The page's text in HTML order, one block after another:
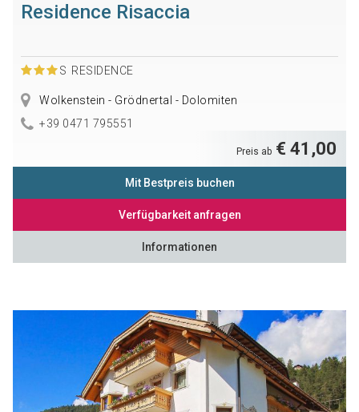
Residence Risaccia
S RESIDENCE
Wolkenstein - Grödnertal - Dolomiten
+39 0471 795551
Preis ab € 41,00
Mit Bestpreis buchen
Verfügbarkeit anfragen
Informationen